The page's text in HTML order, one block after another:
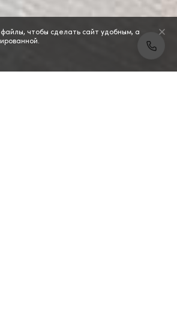
чтобы сделать сайт удобным, а